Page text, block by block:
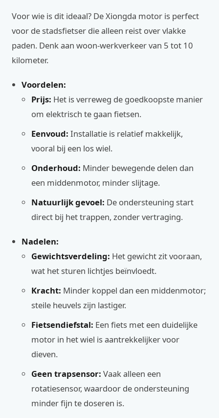
Voor wie is dit ideaal? De Xiongda motor is perfect
voor de stadsfietser die alleen reist over vlakke
paden. Denk aan woon-werkverkeer van 5 tot 10
kilometer.
Voordelen:
Prijs: Het is verreweg de goedkoopste manier
om elektrisch te gaan fietsen.
Eenvoud: Installatie is relatief makkelijk,
vooral bij een los wiel.
Onderhoud: Minder bewegende delen dan
een middenmotor, minder slijtage.
Natuurlijk gevoel: De ondersteuning start
direct bij het trappen, zonder vertraging.
Nadelen:
Gewichtsverdeling: Het gewicht zit vooraan,
wat het sturen lichtjes beïnvloedt.
Kracht: Minder koppel dan een middenmotor;
steile heuvels zijn lastiger.
Fietsendiefstal: Een fiets met een duidelijke
motor in het wiel is aantrekkelijker voor
dieven.
Geen trapsensor: Vaak alleen een
rotatiesensor, waardoor de ondersteuning
minder fijn te doseren is.